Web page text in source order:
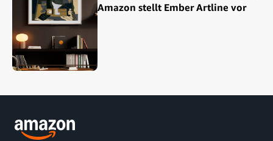
Amazon stellt Ember Artline vor